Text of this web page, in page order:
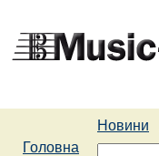
Новини
Головна